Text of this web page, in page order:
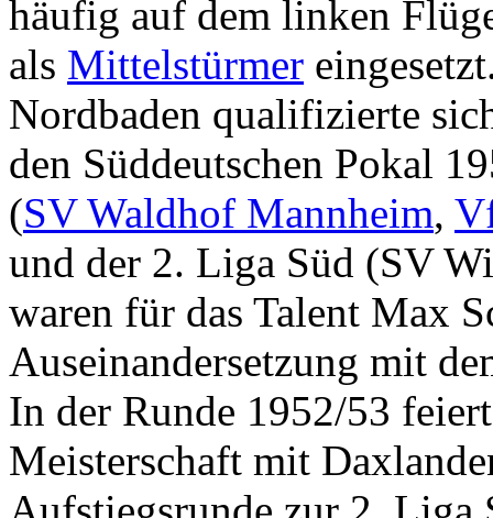
häufig auf dem linken
als Mittelstürmer
Nordbaden qualifizierte
den Süddeutschen Pokal
(SV Waldhof Mannheim,
und der 2. Liga Süd (SV
waren für das Talent Max
Auseinandersetzung mit
In der Runde 1952/53
Meisterschaft mit